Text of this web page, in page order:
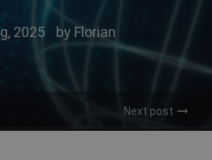
2025 by Florian
Next post